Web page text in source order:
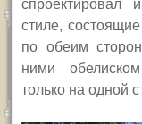
спроектировал
стиле,
по обеим
ними
только на одной